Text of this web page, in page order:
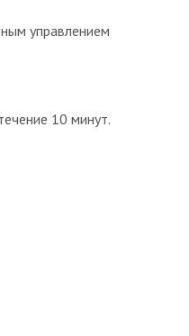
управлением
10 минут.